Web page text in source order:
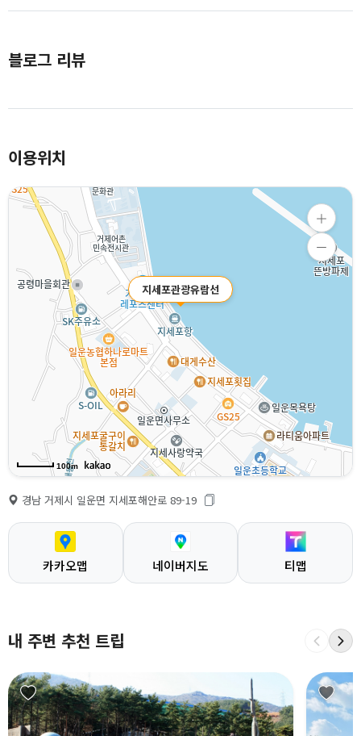
블로그 리뷰
이용위치
지세포관광유람선
100m
경남 거제시 일운면 지세포해안로 89-19
카카오맵 네이버지도 티맵
내 주변 추천 트립